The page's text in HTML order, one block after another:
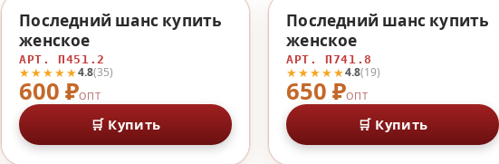
♡
600 ₽ОПТ
★★★★★4.8(35)
Последний шанс купить
женское
АРТ. П451.2
🛒 Купить
♡
650 ₽ОПТ
★★★★★4.8(19)
Последний шанс купить
женское
АРТ. П741.8
🛒 Купить